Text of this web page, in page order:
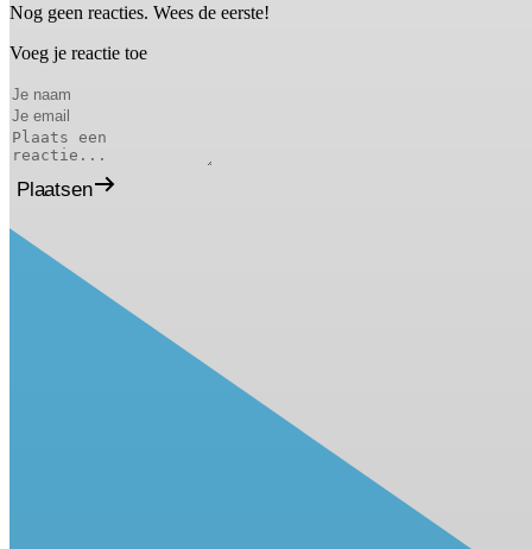
Nog geen reacties. Wees de eerste!
Voeg je reactie toe
Plaatsen